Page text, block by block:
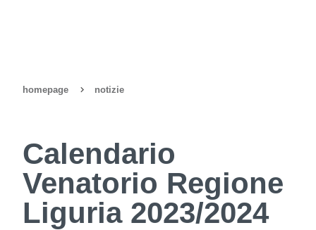
homepage notizie
Calendario
Venatorio Regione
Liguria 2023/2024